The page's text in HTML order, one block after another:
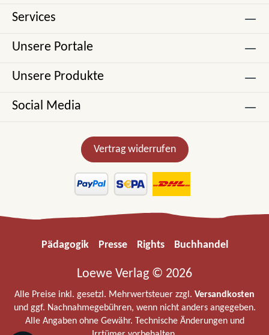
Services
Unsere Portale
Unsere Produkte
Social Media
Vertrag widerrufen
Pädagogik Presse Rights Buchhandel
Loewe Verlag © 2026
Alle Preise inkl. gesetzl. Mehrwertsteuer zzgl. Versandkosten
und ggf. Nachnahmegebühren, wenn nicht anders angegeben.
Alle Angaben ohne Gewähr. Technische Änderungen und